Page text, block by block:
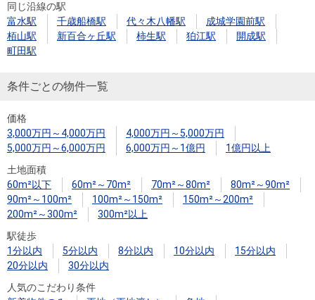
購入向け
サービス
住宅ロー
ンシミュ
住まい1プ
ラス（お
税金の本
（電子ブ
ック）
住まいと
暮らしの
（電子ブ
売却ガイ
ド
同じ沿線の駅
富水駅
千歳船橋駅 代々木八幡駅
成城学園前駅
栢山駅
新百合ヶ丘駅 柿生駅 狛江駅
開成駅
町田駅
条件ごとの物件一覧
価格
3,000万円～4,000万円
4,000万円～5,000万円
5,000万円～6,000万円
6,000万円～1億円
1億円以上
土地面積
60m²以下
60m²～70m² 70m²～80m²
80m²～90m²
90m²～100m²
100m²～150m²
150m²～200m²
200m²～300m²
300m²以上
駅徒歩
1分以内
5分以内 8分以内 10分以内
15分以内
20分以内
30分以内
人気のこだわり条件